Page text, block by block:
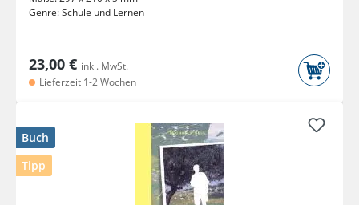
Genre:Schule und Lernen
23,00 € inkl. MwSt.
Lieferzeit 1-2 Wochen
Buch
Tipp